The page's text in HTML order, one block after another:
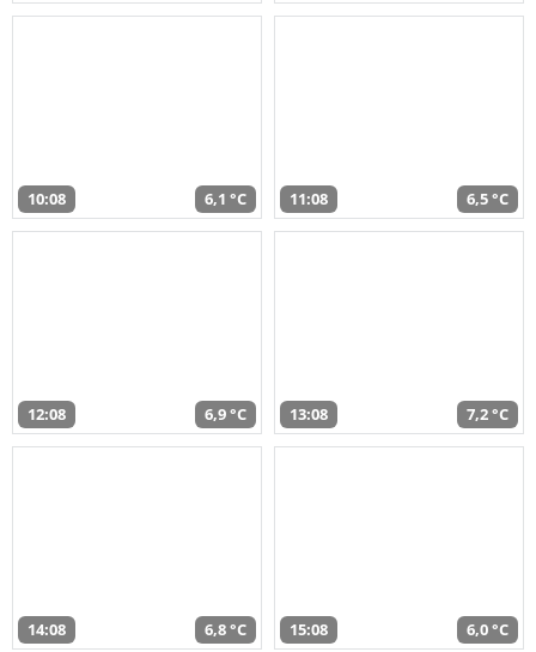
10:08 6,1 °C 11:08 6,5 °C
12:08 6,9 °C 13:08 7,2 °C
14:08 6,8 °C 15:08 6,0 °C